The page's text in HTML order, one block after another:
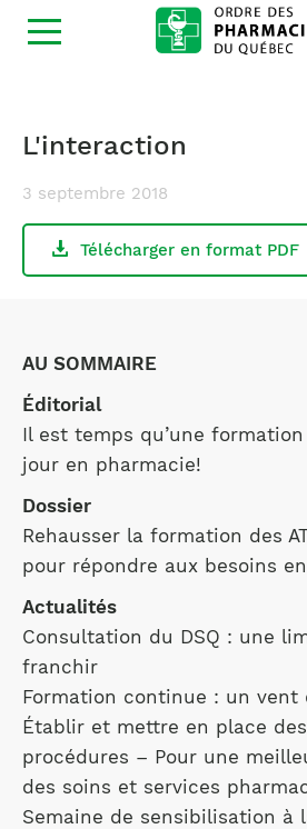
Ouvrir
la
L'interaction
3 septembre 2018
Télécharger en format PDF
AU SOMMAIRE
Éditorial
Il est temps qu’une
jour en pharmacie!
Dossier
Rehausser la formation des
pour répondre aux besoins
Actualités
Consultation du DSQ : une
franchir
Formation continue : un vent
Établir et mettre en place
procédures – Pour une
des soins et services
Semaine de sensibilisation à